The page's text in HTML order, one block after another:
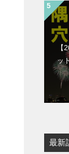
ッ
最新